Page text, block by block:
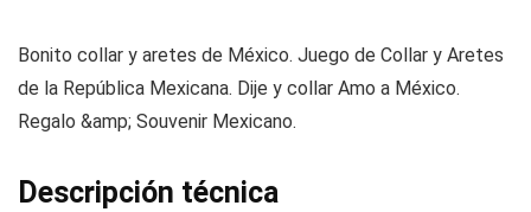
Bonito collar y aretes de México. Juego de Collar y Aretes
de la República Mexicana. Dije y collar Amo a México.
Regalo &amp; Souvenir Mexicano.
Descripción técnica